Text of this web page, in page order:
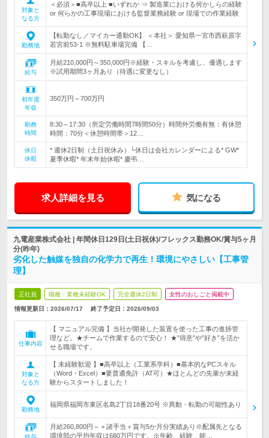
対象と
なる方
＜必須＞■高卒以上 ■いずれか ⇒ 製造業における何かしらの経験
or 何らかの工事現場における監督業務経験 or 現場での作業経験
勤務地
【転勤なし／マイカー通勤OK】 ＜本社＞ 愛知県一宮市西萩原字
若宮前53-1 ※無料駐車場完備 【…
給与
月給210,000円～350,000円※経験・スキルを考慮し、優遇します
※試用期間3ヶ月あり（待遇に変更なし）
初年度
年収
350万円～700万円
勤務
時間
8:30～17:30（所定労働時間7時間50分）時間外労働有無：有休憩
時間：70分＜休憩時間帯＞12…
休日
休暇
* 週休2日制（土日祝休み）└休日は会社カレンダーによる* GW*
夏季休暇* 年末年始休暇* 慶弔…
求人詳細を見る 気になる
九電産業株式会社 | 年間休日129日(土日祝休)/フレックス勤務OK/賞与5ヶ月
分(昨年)
劣化した触媒を独自の化学力で再生！環境にやさしい【工事管
理】
正社員 職種・業種未経験OK 完全週休2日制 女性のおしごと掲載中
情報更新日：2026/07/17 終了予定日： 2026/09/03
仕事内容
【 マニュアル完備 】当社が開発した装置を使った工事の進捗管
理など。★チームで作業するので安心！ ★”得意”や”好き”を活か
せる職場です。
対象と
なる方
【 未経験歓迎 】■高卒以上（工業系学科）■基本的なPCスキル
（Word・Excel）■要普通免許（AT可）★ほとんどの先輩が未経
験からスタートしました！
勤務地
福岡県福岡市東区名島2丁目18番20号 ※異動・転勤の可能性あり
給与
月給260,800円～＋諸手当＋賞与5か月分実績あり※配属先となる
環境部の平均年収は680万円です。※年齢、経験、能…